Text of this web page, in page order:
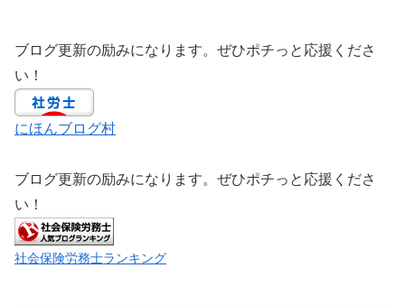
ブログ更新の励みになります。ぜひポチっと応援くださ
い！
にほんブログ村
ブログ更新の励みになります。ぜひポチっと応援くださ
い！
社会保険労務士ランキング